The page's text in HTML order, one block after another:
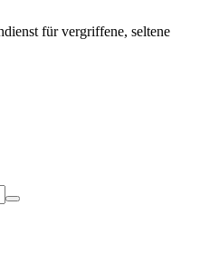
für vergriffene, seltene